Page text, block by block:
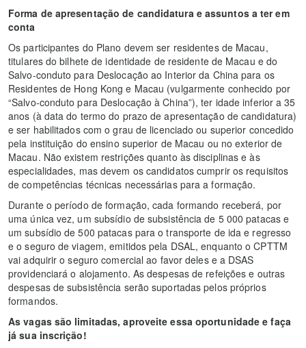
Forma de apresentação de candidatura e assuntos a ter em
conta
Os participantes do Plano devem ser residentes de Macau,
titulares do bilhete de identidade de residente de Macau e do
Salvo-conduto para Deslocação ao Interior da China para os
Residentes de Hong Kong e Macau (vulgarmente conhecido por
“Salvo-conduto para Deslocação à China”), ter idade inferior a 35
anos (à data do termo do prazo de apresentação de candidatura)
e ser habilitados com o grau de licenciado ou superior concedido
pela instituição do ensino superior de Macau ou no exterior de
Macau. Não existem restrições quanto às disciplinas e às
especialidades, mas devem os candidatos cumprir os requisitos
de competências técnicas necessárias para a formação.
Durante o período de formação, cada formando receberá, por
uma única vez, um subsídio de subsistência de 5 000 patacas e
um subsídio de 500 patacas para o transporte de ida e regresso
e o seguro de viagem, emitidos pela DSAL, enquanto o CPTTM
vai adquirir o seguro comercial ao favor deles e a DSAS
providenciará o alojamento. As despesas de refeições e outras
despesas de subsistência serão suportadas pelos próprios
formandos.
As vagas são limitadas, aproveite essa oportunidade e faça
já sua inscrição!